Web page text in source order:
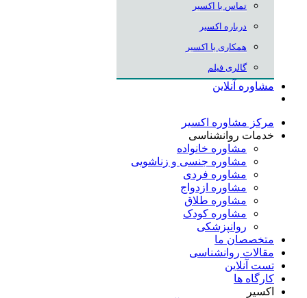
تماس با اکسیر
درباره اکسیر
همکاری با اکسیر
گالری فیلم
مشاوره آنلاین
مرکز مشاوره اکسیر
خدمات روانشناسی
مشاوره خانواده
مشاوره جنسی و زناشویی
مشاوره فردی
مشاوره ازدواج
مشاوره طلاق
مشاوره کودک
روانپزشکی
متخصصان ما
مقالات روانشناسی
تست آنلاین
کارگاه ها
اکسیر